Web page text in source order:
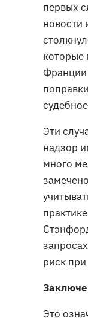
первых
новости
которые
Франции
Эти
надзор
много
риск
Это